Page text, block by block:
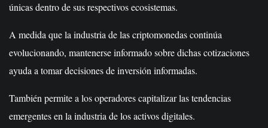
únicas dentro de sus respectivos ecosistemas.
A medida que la industria de las criptomonedas continúa
evolucionando, mantenerse informado sobre dichas cotizaciones
ayuda a tomar decisiones de inversión informadas.
También permite a los operadores capitalizar las tendencias
emergentes en la industria de los activos digitales.